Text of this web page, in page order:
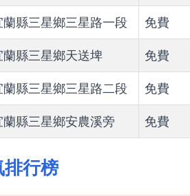
蘭縣三星鄉三星路一段 免費
蘭縣三星鄉天送埤 免費
蘭縣三星鄉三星路二段 免費
蘭縣三星鄉安農溪旁 免費
行榜